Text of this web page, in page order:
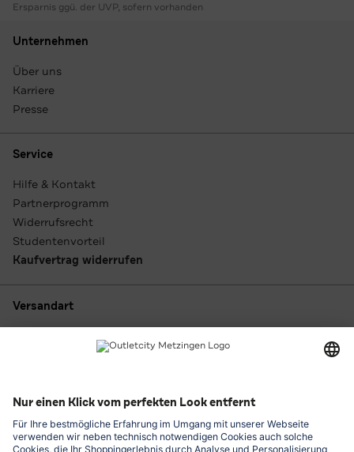
Ersparnis ggü. der UVP, sofern vorhanden
Unternehmen
Über uns
Karriere
Presse
Service
Hilfe & Kontakt
Partnerprogramm
Widerrufsrecht
Studentenvorteil
Kaufvertrag widerrufen
Versandart